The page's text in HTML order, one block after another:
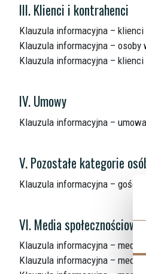
III. Klienci i kontrahenci
Klauzula informacyjna –
Klauzula informacyjna –
Klauzula informacyjna –
IV. Umowy
Klauzula informacyjna –
V. Pozostałe kategorie
Klauzula informacyjna – goście
VI. Media społecznościowe
Klauzula informacyjna – media
Klauzula informacyjna – media